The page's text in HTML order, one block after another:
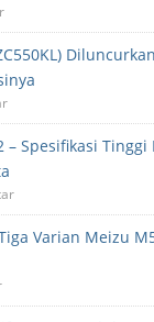
– Spesifikasi Tinggi
Varian Meizu